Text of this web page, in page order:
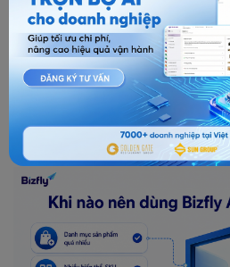
Khi nào nên dùng Bizfly
này?
Doanh nghiệp nên cân nhắc Bizfly
phẩm, nhiều biến thể hoặc khách
diễn đạt không khớp với danh mục.
tìm kiếm có nhiều truy vấn không
kiếm thấp, hoặc nhân viên thường
“shop có mẫu giống thế này không?”.